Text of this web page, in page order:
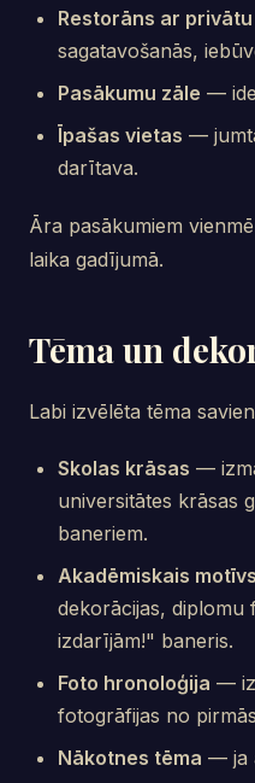
Restorāns ar
sagatavošanās,
Pasākumu zāle —
Īpašas vietas —
darītava.
Āra pasākumiem
laika gadījumā.
Tēma un
Labi izvēlēta tēma
Skolas krāsas —
universitātes krāsas
baneriem.
Akadēmiskais motīvs
dekorācijas, diplomu
izdarījām!" baneris.
Foto hronoloģija —
fotogrāfijas no
Nākotnes tēma — ja